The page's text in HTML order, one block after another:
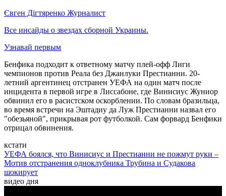
Євген Дігтяренко Журналист
Все инсайды о звездах сборной Украины.
Узнавай первым
Бенфика подходит к ответному матчу плей-офф Лиги
чемпионов против Реала без Джанлуки Престианни. 20-
летний аргентинец отстранен УЕФА на один матч после
инцидента в первой игре в Лиссабоне, где Винисиус Жуниор
обвинил его в расистском оскорблении. По словам бразильца,
во время встречи на Эштадиу да Луж Престианни назвал его
"обезьяной", прикрывая рот футболкой. Сам форвард Бенфики
отрицал обвинения.
кстати
УЕФА боялся, что Винисиус и Престианни не пожмут руки –
Мотив отстранения одноклубника Трубина и Судакова
шокирует
видео дня